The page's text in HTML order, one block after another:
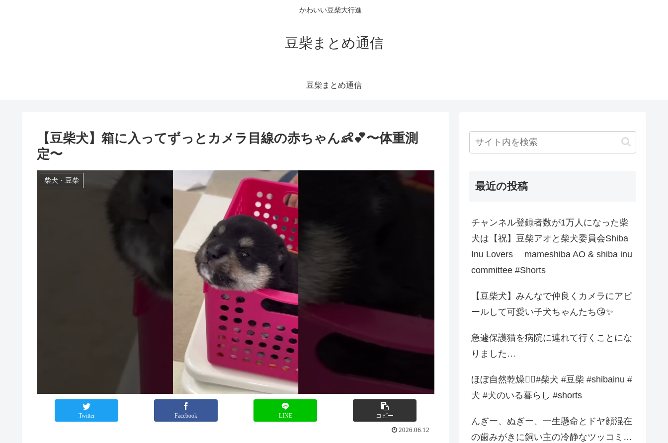
かわいい豆柴大行進
豆柴まとめ通信
豆柴まとめ通信
【豆柴犬】箱に入ってずっとカメラ目線の赤ちゃん👶💕〜体重測
定〜
柴犬・豆柴
Twitter Facebook LINE コピー
2026.06.12
最近の投稿
チャンネル登録者数が1万人になった柴
犬は【祝】豆柴アオと柴犬委員会Shiba
Inu Lovers mameshiba AO & shiba inu
committee #Shorts
【豆柴犬】みんなで仲良くカメラにアピ
ールして可愛い子犬ちゃんたち😘✨
急遽保護猫を病院に連れて行くことにな
りました…
ほぼ自然乾燥💁‍♀️#柴犬 #豆柴 #shibainu #
犬 #犬のいる暮らし #shorts
んぎー、ぬぎー、一生懸命とドヤ顔混在
の歯みがきに飼い主の冷静なツッコミ…